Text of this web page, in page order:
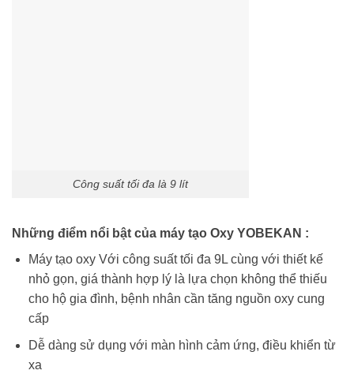
Công suất tối đa là 9 lít
Những điểm nổi bật của máy tạo Oxy YOBEKAN :
Máy tạo oxy Với công suất tối đa 9L cùng với thiết kế
nhỏ gọn, giá thành hợp lý là lựa chọn không thể thiếu
cho hộ gia đình, bệnh nhân cần tăng nguồn oxy cung
cấp
Dễ dàng sử dụng với màn hình cảm ứng, điều khiển từ
xa